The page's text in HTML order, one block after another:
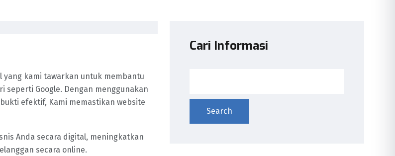
yang kami tawarkan untuk membantu
Google. Dengan menggunakan
efektif, Kami memastikan website
Anda secara digital, meningkatkan
secara online.
Cari Informasi
Search